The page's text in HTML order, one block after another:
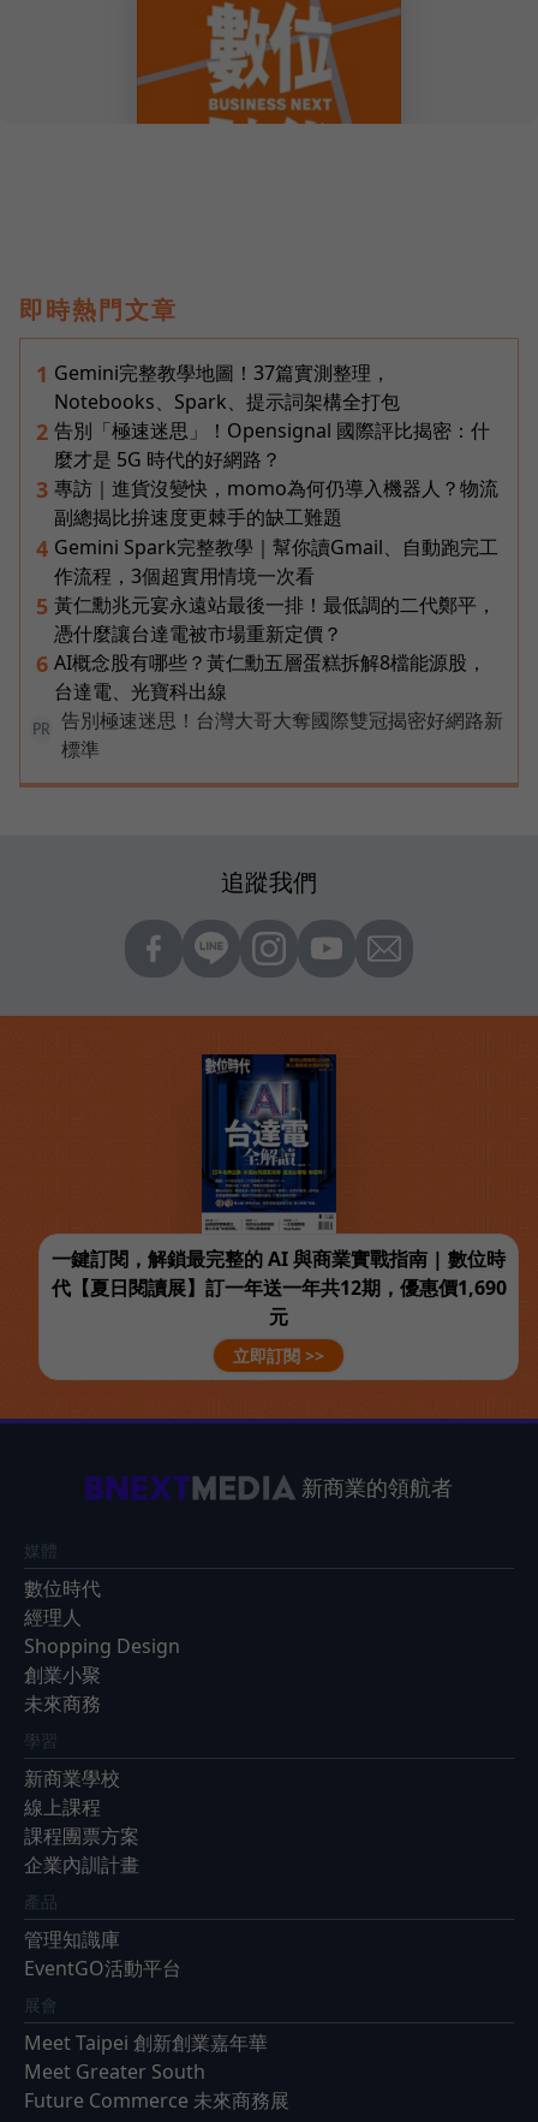
即時熱門文章
1 Gemini完整教學地圖！37篇實測整理，
Notebooks、Spark、提示詞架構全打包
2 告別「極速迷思」！Opensignal 國際評比揭密：什
麼才是 5G 時代的好網路？
3 專訪｜進貨沒變快，momo為何仍導入機器人？物流
副總揭比拚速度更棘手的缺工難題
4 Gemini Spark完整教學｜幫你讀Gmail、自動跑完工
作流程，3個超實用情境一次看
5 黃仁勳兆元宴永遠站最後一排！最低調的二代鄭平，
憑什麼讓台達電被市場重新定價？
6 AI概念股有哪些？黃仁勳五層蛋糕拆解8檔能源股，
台達電、光寶科出線
PR
告別極速迷思！台灣大哥大奪國際雙冠揭密好網路新
標準
追蹤我們
一鍵訂閱，解鎖最完整的 AI 與商業實戰指南 | 數位時
代【夏日閱讀展】訂一年送一年共12期，優惠價1,690
元
立即訂閱 >>
新商業的領航者
媒體
數位時代
經理人
Shopping Design
創業小聚
未來商務
學習
新商業學校
線上課程
課程團票方案
企業內訓計畫
產品
管理知識庫
EventGO活動平台
展會
Meet Taipei 創新創業嘉年華
Meet Greater South
Future Commerce 未來商務展